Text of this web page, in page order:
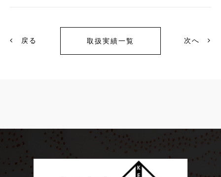
戻る 取扱実績一覧 次へ